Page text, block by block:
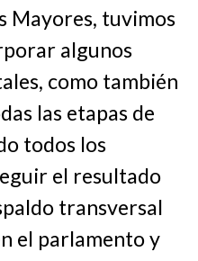
Mayores, tuvimos
algunos
como también
las etapas de
todos los
el resultado
transversal
el parlamento y